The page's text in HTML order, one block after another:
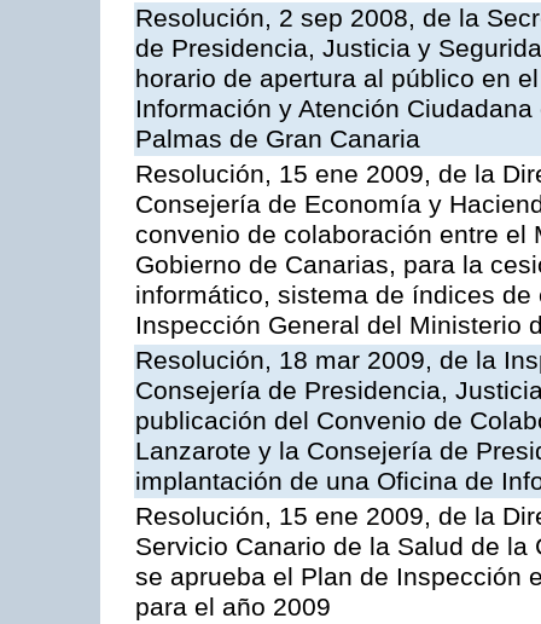
Resolución, 2 sep 2008, de la
de Presidencia, Justicia y
horario de apertura al público en
Información y Atención
Palmas de Gran Canaria
Resolución, 15 ene 2009, de la
Consejería de Economía y
convenio de colaboración entre
Gobierno de Canarias, para la
informático, sistema de índices
Inspección General del Ministerio
Resolución, 18 mar 2009, de la
Consejería de Presidencia,
publicación del Convenio de
Lanzarote y la Consejería de
implantación de una Oficina de
Resolución, 15 ene 2009, de la
Servicio Canario de la Salud de
se aprueba el Plan de Inspección
para el año 2009